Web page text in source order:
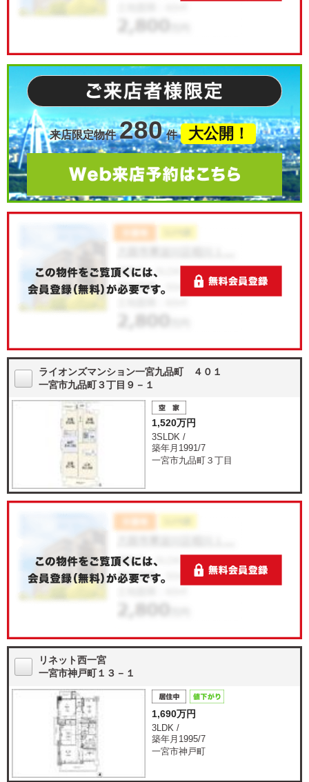
来店限定物件 280 件 大公開！
ライオンズマンション一宮九品町 ４０１
一宮市九品町３丁目９－１
1,520万円
3SLDK /
築年月1991/7
一宮市九品町３丁目
リネット西一宮
一宮市神戸町１３－１
1,690万円
3LDK /
築年月1995/7
一宮市神戸町